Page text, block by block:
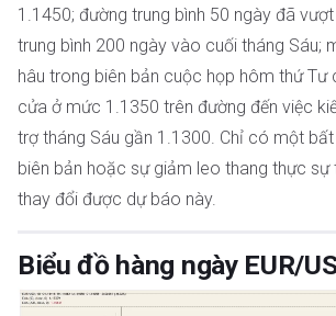
1.1450; đường trung bình 50 ngày đã
trung bình 200 ngày vào cuối tháng Sáu;
hâu trong biên bản cuộc họp hôm thứ Tư
cửa ở mức 1.1350 trên đường đến việc
trợ tháng Sáu gần 1.1300. Chỉ có một
biên bản hoặc sự giảm leo thang thực sự
thay đổi được dự báo này.
Biểu đồ hàng ngày EUR/